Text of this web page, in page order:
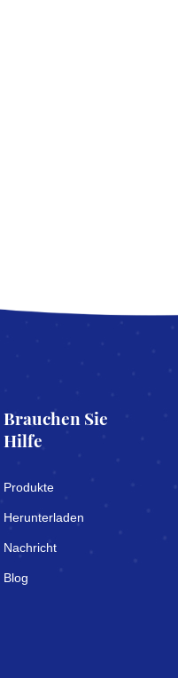
Brauchen Sie
Hilfe
Produkte
Herunterladen
Nachricht
Blog